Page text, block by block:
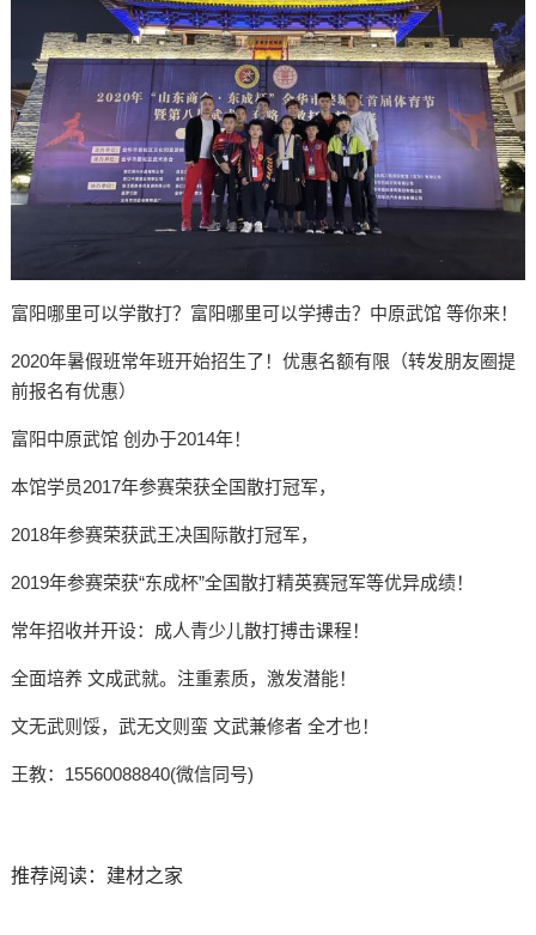
富阳哪里可以学散打？富阳哪里可以学搏击？中原武馆 等你来！
2020年暑假班常年班开始招生了！优惠名额有限（转发朋友圈提
前报名有优惠）
富阳中原武馆 创办于2014年！
本馆学员2017年参赛荣获全国散打冠军，
2018年参赛荣获武王决国际散打冠军，
2019年参赛荣获“东成杯”全国散打精英赛冠军等优异成绩！
常年招收并开设：成人青少儿散打搏击课程！
全面培养 文成武就。注重素质，激发潜能！
文无武则馁，武无文则蛮 文武兼修者 全才也！
王教：15560088840(微信同号)
推荐阅读： 建材之家